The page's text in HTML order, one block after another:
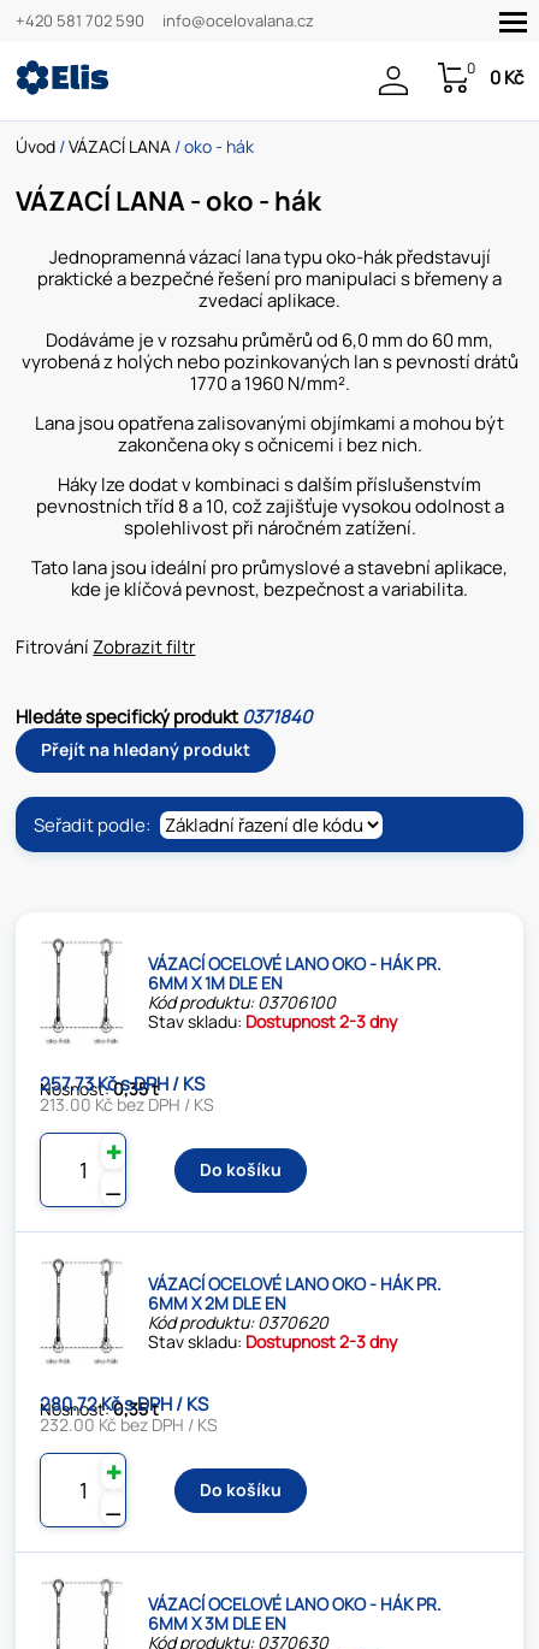
+420 581 702 590 info@ocelovalana.cz
0 0 Kč
Úvod /VÁZACÍ LANA / oko - hák
VÁZACÍ LANA - oko - hák
Jednopramenná vázací lana typu oko-hák představují
praktické a bezpečné řešení pro manipulaci s břemeny a
zvedací aplikace.
Dodáváme je v rozsahu průměrů od 6,0 mm do 60 mm,
vyrobená z holých nebo pozinkovaných lan s pevností drátů
1770 a 1960 N/mm².
Lana jsou opatřena zalisovanými objímkami a mohou být
zakončena oky s očnicemi i bez nich.
Háky lze dodat v kombinaci s dalším příslušenstvím
pevnostních tříd 8 a 10, což zajišťuje vysokou odolnost a
spolehlivost při náročném zatížení.
Tato lana jsou ideální pro průmyslové a stavební aplikace,
kde je klíčová pevnost, bezpečnost a variabilita.
FitrováníZobrazit filtr
Hledáte specifický produkt0371840
Přejít na hledaný produkt
Seřadit podle:
VÁZACÍ OCELOVÉ LANO OKO - HÁK PR.
6MM X 1M DLE EN
Kód produktu: 03706100
Stav skladu: Dostupnost 2-3 dny
Nosnost:0,35 t
257.73 Kč s DPH / KS
213.00 Kč bez DPH / KS
⚊
✚
Do košíku
VÁZACÍ OCELOVÉ LANO OKO - HÁK PR.
6MM X 2M DLE EN
Kód produktu: 0370620
Stav skladu: Dostupnost 2-3 dny
Nosnost:0,35 t
280.72 Kč s DPH / KS
232.00 Kč bez DPH / KS
⚊
✚
Do košíku
VÁZACÍ OCELOVÉ LANO OKO - HÁK PR.
6MM X 3M DLE EN
Kód produktu: 0370630